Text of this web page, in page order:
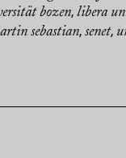
bozen, libera
sebastian, senet,